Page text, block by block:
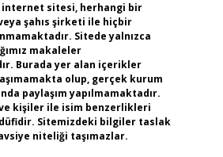
internet sitesi, herhangi bir
şahıs şirketi ile hiçbir
Sitede yalnızca
makaleler
Burada yer alan içerikler
olup, gerçek kurum
paylaşım yapılmamaktadır.
kişiler ile isim benzerlikleri
Sitemizdeki bilgiler taslak
niteliği taşımazlar.